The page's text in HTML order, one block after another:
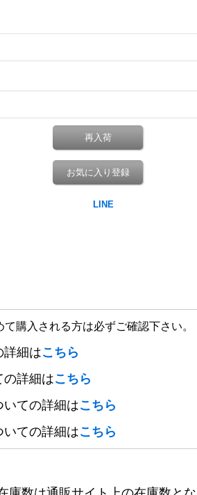
再入荷
お気に入り登録
購入される方は必ずご確認下さい。
詳細はこちら
の詳細はこちら
ての詳細はこちら
ての詳細はこちら